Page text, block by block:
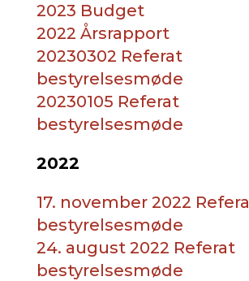
2023 Budget
2022 Årsrapport
20230302 Referat
bestyrelsesmøde
20230105 Referat
bestyrelsesmøde
2022
17. november 2022
bestyrelsesmøde
24. august 2022 Referat
bestyrelsesmøde